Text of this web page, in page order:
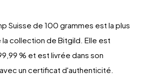
Suisse de 100 grammes est la plus
collection de Bitgild. Elle est
% et est livrée dans son
un certificat d'authenticité.